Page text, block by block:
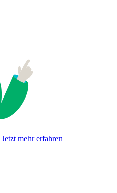
Jetzt mehr erfahren